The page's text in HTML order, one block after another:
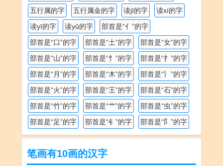
五行属的字
五行属金的字 读jī的字
读xí的字
读yī的字
读yǔ的字
部首是“亻”的字
部首是“口”的字
部首是“土”的字
部首是“女”的字
部首是“山”的字
部首是“忄”的字
部首是“扌”的字
部首是“月”的字
部首是“木”的字
部首是“氵”的字
部首是“火”的字
部首是“王”的字
部首是“石”的字
部首是“竹”的字
部首是“艹”的字
部首是“虫”的字
部首是“足”的字
部首是“钅”的字 部首是“阝”的字
笔画有10画的汉字